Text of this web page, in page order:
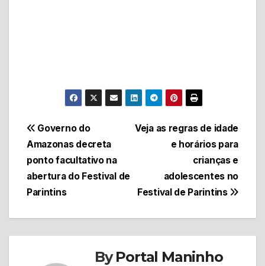
Navegação
de
Post
Veja as regras de idade
e horários para
crianças e
adolescentes no
Festival de Parintins
Governo do
Amazonas decreta
ponto facultativo na
abertura do Festival de
Parintins
ByPortal Maninho